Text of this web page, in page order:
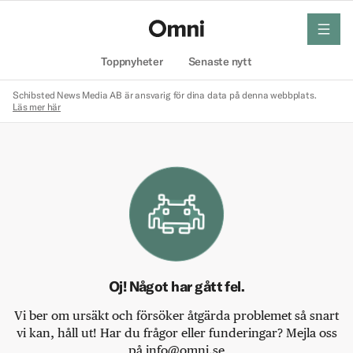
Toppnyheter Senaste nytt
meny
Schibsted News Media AB är ansvarig för dina data på denna webbplats.
Läs mer här
Oj! Något har gått fel.
Vi ber om ursäkt och försöker åtgärda problemet så snart
vi kan, håll ut! Har du frågor eller funderingar? Mejla oss